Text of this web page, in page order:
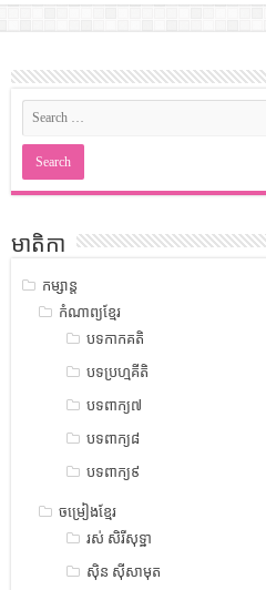
មាតិកា
កម្សាន្ត
កំណាព្យខ្មែរ
បទកាកគតិ
បទប្រហ្មគីតិ
បទពាក្យ៧
បទពាក្យ៨
បទពាក្យ៩
ចម្រៀងខ្មែរ
រស់ សិរីសុទ្ឋា
ស៊ិន ស៊ីសាមុត